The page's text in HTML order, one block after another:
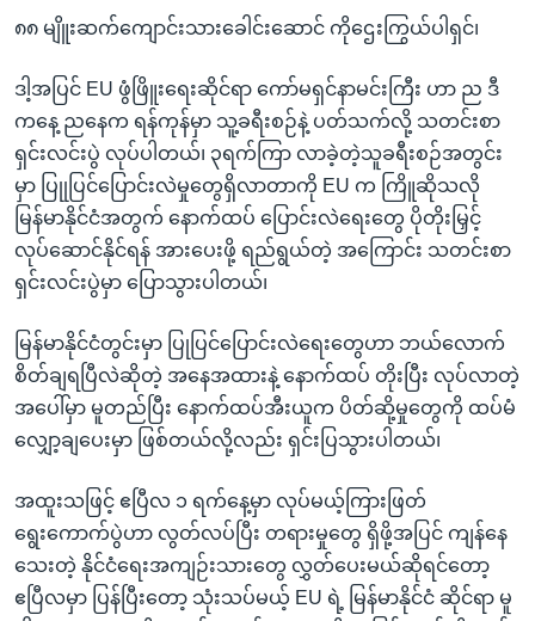
၈၈ မျိူးဆက်ကျောင်းသားခေါင်းဆောင် ကိုဌေးကြွယ်ပါရှင်၊
ဒါ့အပြင် EU ဖွံဖြိူးရေးဆိုင်ရာ ကော်မရှင်နာမင်းကြီး ဟာ ည ဒီ
ကနေ့ ညနေက ရန်ကုန်မှာ သူ့ခရီးစဉ်နဲ့ ပတ်သက်လို့ သတင်းစာ
ရှင်းလင်းပွဲ လုပ်ပါတယ်၊ ၃ရက်ကြာ လာခဲ့တဲ့သူခရီးစဉ်အတွင်း
မှာ ပြုုပြင်ပြောင်းလဲမှုတွေရှိလာတာကို EU က ကြိူဆိုသလို
မြန်မာနိုင်ငံအတွက် နောက်ထပ် ပြောင်းလဲရေးတွေ ပိုတိုးမြှင့်
လုပ်ဆောင်နိုင်ရန် အားပေးဖို့ ရည်ရွယ်တဲ့ အကြောင်း သတင်းစာ
ရှင်းလင်းပွဲမှာ ပြောသွားပါတယ်၊
မြန်မာနိုင်ငံတွင်းမှာ ပြုပြင်ပြောင်းလဲရေးတွေဟာ ဘယ်လောက်
စိတ်ချရပြီလဲဆိုတဲ့ အနေအထားနဲ့ နောက်ထပ် တိုးပြီး လုပ်လာတဲ့
အပေါ်မှာ မူတည်ပြီး နောက်ထပ်အီးယူက ပိတ်ဆို့မှုတွေကို ထပ်မံ
လျှော့ချပေးမှာ ဖြစ်တယ်လို့လည်း ရှင်းပြသွားပါတယ်၊
အထူးသဖြင့် ဧပြီလ ၁ ရက်နေ့မှာ လုပ်မယ့်ကြားဖြတ်
ရွေးကောက်ပွဲဟာ လွတ်လပ်ပြီး တရားမှုတွေ ရှိဖို့အပြင် ကျန်နေ
သေးတဲ့ နိုင်ငံရေးအကျဉ်းသားတွေ လွှတ်ပေးမယ်ဆိုရင်တော့
ဧပြီလမှာ ပြန်ပြီးတော့ သုံးသပ်မယ့် EU ရဲ့ မြန်မာနိုင်ငံ ဆိုင်ရာ မူ